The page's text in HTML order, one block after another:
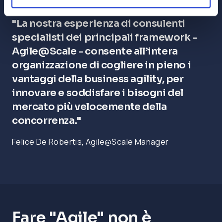
"La nostra esperienza di consulenti
specialisti dei principali framework -
Agile@Scale - consente all’intera
organizzazione di cogliere in pieno i
vantaggi della business agility, per
innovare e soddisfare i bisogni del
mercato più velocemente della
concorrenza."
Felice De Robertis, Agile@Scale Manager
Fare "Agile" non è